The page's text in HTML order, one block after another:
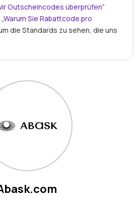
Gutscheincodes überprüfen“
Warum Sie Rabattcode.pro
die Standards zu sehen, die uns